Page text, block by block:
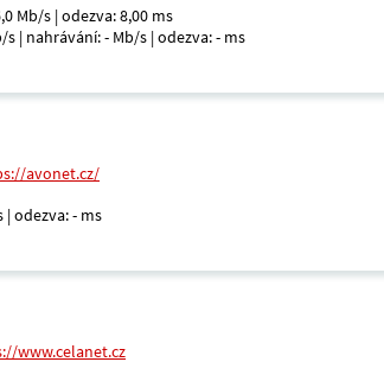
Mb/s | odezva: 8,00 ms
s | nahrávání: - Mb/s | odezva: - ms
avonet.cz/
| odezva: - ms
www.celanet.cz